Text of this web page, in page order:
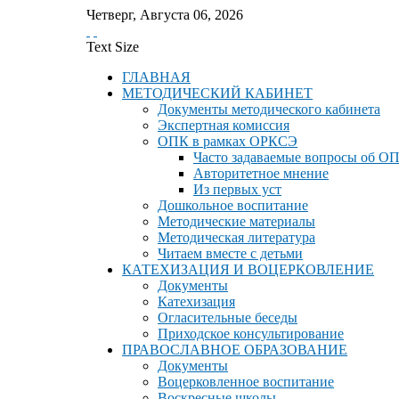
Четверг, Августа 06, 2026
Text Size
ГЛАВНАЯ
МЕТОДИЧЕСКИЙ КАБИНЕТ
Документы методического кабинета
Экспертная комиссия
ОПК в рамках ОРКСЭ
Часто задаваемые вопросы об
Авторитетное мнение
Из первых уст
Дошкольное воспитание
Методические материалы
Методическая литература
Читаем вместе с детьми
КАТЕХИЗАЦИЯ И ВОЦЕРКОВЛЕНИЕ
Документы
Катехизация
Огласительные беседы
Приходское консультирование
ПРАВОСЛАВНОЕ ОБРАЗОВАНИЕ
Документы
Воцерковленное воспитание